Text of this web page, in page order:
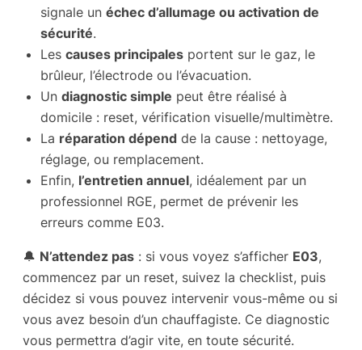
signale un échec d’allumage ou activation de
sécurité.
Les causes principales portent sur le gaz, le
brûleur, l’électrode ou l’évacuation.
Un diagnostic simple peut être réalisé à
domicile : reset, vérification visuelle/multimètre.
La réparation dépend de la cause : nettoyage,
réglage, ou remplacement.
Enfin, l’entretien annuel, idéalement par un
professionnel RGE, permet de prévenir les
erreurs comme E03.
🔔 N’attendez pas : si vous voyez s’afficher E03,
commencez par un reset, suivez la checklist, puis
décidez si vous pouvez intervenir vous-même ou si
vous avez besoin d’un chauffagiste. Ce diagnostic
vous permettra d’agir vite, en toute sécurité.